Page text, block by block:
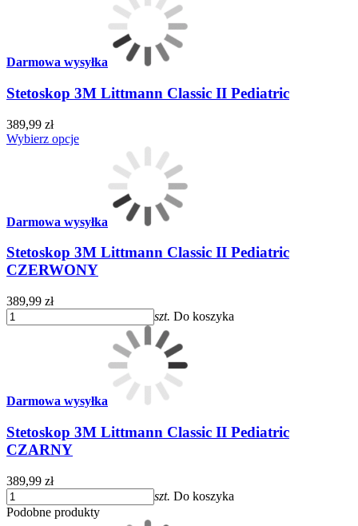
Darmowa wysyłka
Stetoskop 3M Littmann Classic II Pediatric
389,99 zł
Wybierz opcje
Darmowa wysyłka
Stetoskop 3M Littmann Classic II Pediatric
CZERWONY
389,99 zł
szt. Do koszyka
Darmowa wysyłka
Stetoskop 3M Littmann Classic II Pediatric
CZARNY
389,99 zł
szt. Do koszyka
Podobne produkty